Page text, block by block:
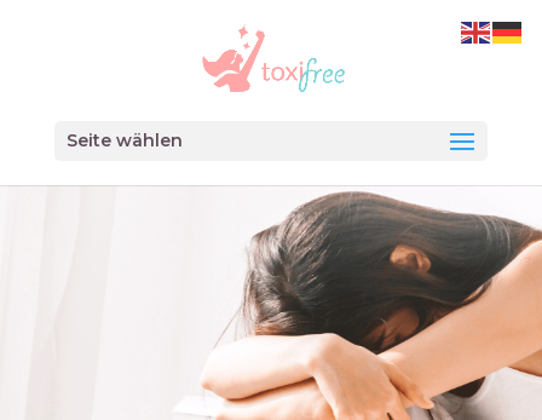
Seite wählen